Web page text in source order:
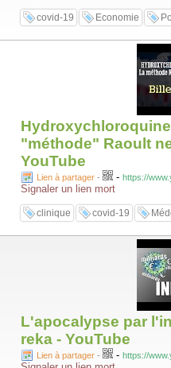
covid-19 Economie
Hydroxychloroquine
"méthode" Raoult
YouTube
Lien à partager - - https://
Signaler un lien mort
clinique covid-19
L'apocalypse par
reka - YouTube
Lien à partager - - https://